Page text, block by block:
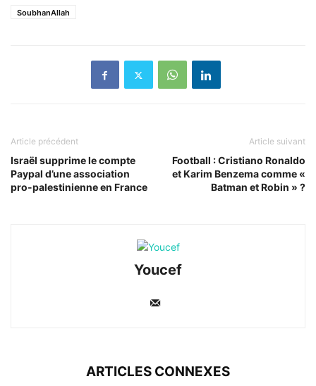
SoubhanAllah
Article précédent
Israël supprime le compte
Paypal d’une association
pro-palestinienne en France
Article suivant
Football : Cristiano Ronaldo
et Karim Benzema comme «
Batman et Robin » ?
Youcef
ARTICLES CONNEXES